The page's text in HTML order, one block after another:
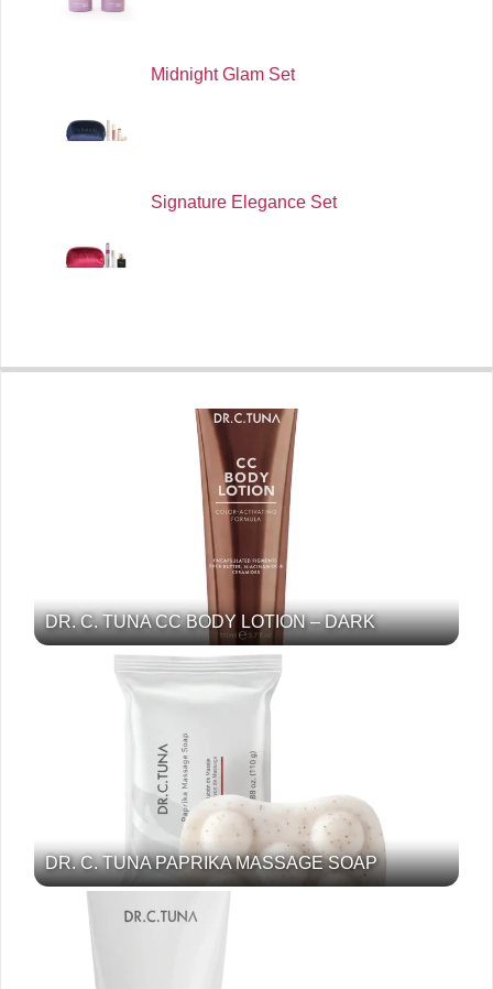
Midnight Glam Set
Signature Elegance Set
DR. C. TUNA CC BODY LOTION – DARK
DR. C. TUNA PAPRIKA MASSAGE SOAP